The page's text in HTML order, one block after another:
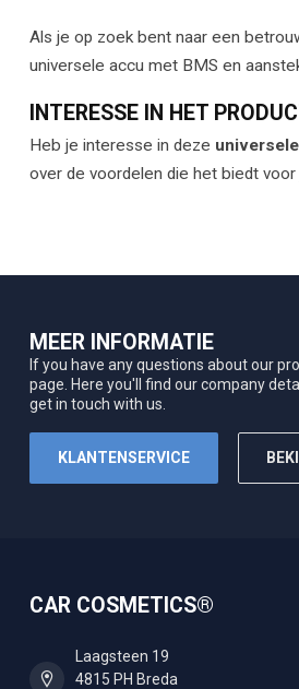
Als je op zoek bent naar een
universele accu met BMS en
INTERESSE IN HET
Heb je interesse in deze
over de voordelen die het biedt
MEER INFORMATIE
If you have any questions about our
page. Here you'll find our company
get in touch with us.
KLANTENSERVICE
CAR COSMETICS®
Laagsteen 19
4815 PH Breda